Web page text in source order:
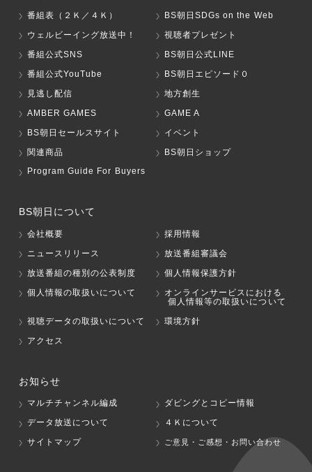
番組表（２Ｋ／４Ｋ）
BS朝日SDGs on the Web
ウェルビーイング放送中！
視聴者プレゼント
番組公式SNS
BS朝日公式LINE
番組公式YouTube
BS朝日エピソード０
見逃し配信
地方創生
AMBER GAMES
GAME A
BS朝日セールスサイト
イベント
関連商品
BS朝日ショップ
Program Guide For Buyers
BS朝日について
会社概要
採用情報
ニュースリリース
放送番組審議会
放送番組の種別の公表制度
個人情報保護方針
個人情報の取扱いについて
オンラインサービスにおける
個人情報等の取扱いについて
視聴データの取扱いについて
環境方針
アクセス
お知らせ
マルチチャンネル編成
ダビングとコピー情報
データ放送について
４Ｋについて
サイトマップ
ご意見・ご感想・お問い合わせ